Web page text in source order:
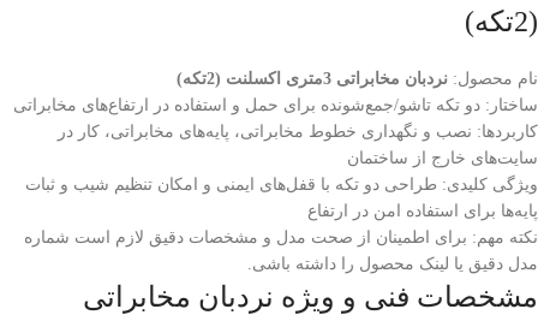
(2تکه)
نام محصول: نردبان مخابراتی 3متری اکسلنت (2تکه)
ساختار: دو تکه تاشو/جمع‌شونده برای حمل و استفاده در ارتفاع‌های مخابراتی
کاربردها: نصب و نگهداری خطوط مخابراتی، پایه‌های مخابراتی، کار در
سایت‌های خارج از ساختمان
ویژگی کلیدی: طراحی دو تکه با قفل‌های ایمنی و امکان تنظیم شیب و ثبات
پایه‌ها برای استفاده امن در ارتفاع
نکته مهم: برای اطمینان از صحت مدل و مشخصات دقیق لازم است شماره
مدل دقیق یا لینک محصول را داشته باشی.
مشخصات فنی و ویژه نردبان مخابراتی